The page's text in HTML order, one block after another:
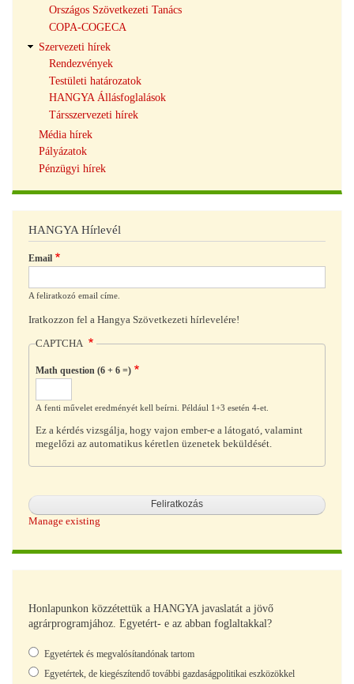
Országos Szövetkezeti Tanács
COPA-COGECA
Szervezeti hírek
Rendezvények
Testületi határozatok
HANGYA Állásfoglalások
Társszervezeti hírek
Média hírek
Pályázatok
Pénzügyi hírek
HANGYA Hírlevél
Email
A feliratkozó email címe.
Iratkozzon fel a Hangya Szövetkezeti hírlevelére!
CAPTCHA
Math question (6 + 6 =)
A fenti művelet eredményét kell beírni. Például 1+3 esetén 4-et.
Ez a kérdés vizsgálja, hogy vajon ember-e a látogató, valamint
megelőzi az automatikus kéretlen üzenetek beküldését.
Manage existing
Honlapunkon közzétettük a HANGYA javaslatát a jövő
agrárprogramjához. Egyetért- e az abban foglaltakkal?
Választások
Egyetértek és megvalósítandónak tartom
Egyetértek, de kiegészítendő további gazdaságpolitikai eszközökkel